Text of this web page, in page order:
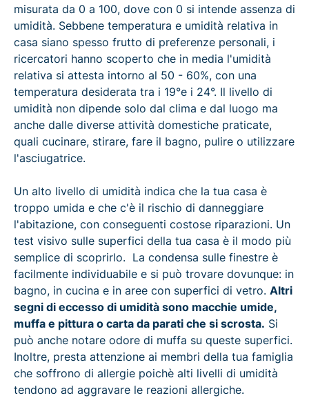
misurata da 0 a 100, dove con 0 si intende assenza di
umidità. Sebbene temperatura e umidità relativa in
casa siano spesso frutto di preferenze personali, i
ricercatori hanno scoperto che in media l'umidità
relativa si attesta intorno al 50 - 60%, con una
temperatura desiderata tra i 19°e i 24°. Il livello di
umidità non dipende solo dal clima e dal luogo ma
anche dalle diverse attività domestiche praticate,
quali cucinare, stirare, fare il bagno, pulire o utilizzare
l'asciugatrice.
Un alto livello di umidità indica che la tua casa è
troppo umida e che c'è il rischio di danneggiare
l'abitazione, con conseguenti costose riparazioni. Un
test visivo sulle superfici della tua casa è il modo più
semplice di scoprirlo. La condensa sulle finestre è
facilmente individuabile e si può trovare dovunque: in
bagno, in cucina e in aree con superfici di vetro. Altri
segni di eccesso di umidità sono macchie umide,
muffa e pittura o carta da parati che si scrosta. Si
può anche notare odore di muffa su queste superfici.
Inoltre, presta attenzione ai membri della tua famiglia
che soffrono di allergie poichè alti livelli di umidità
tendono ad aggravare le reazioni allergiche.